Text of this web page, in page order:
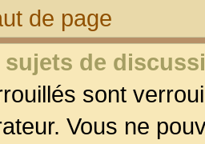
de page
sujets de
sont
Vous ne